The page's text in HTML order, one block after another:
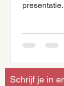
presentatie.
Schrijf je in